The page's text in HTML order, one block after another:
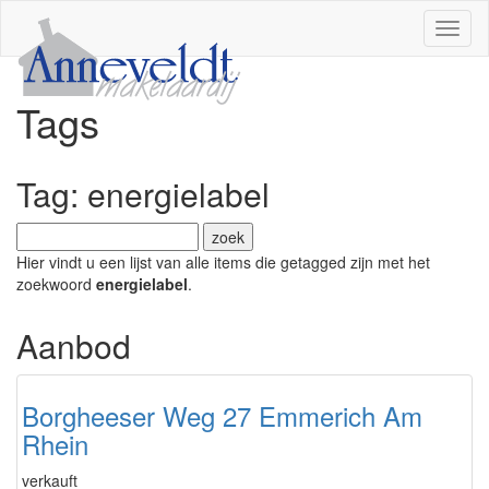
Tags
Tag: energielabel
Hier vindt u een lijst van alle items die getagged zijn met het
zoekwoord energielabel.
Aanbod
Borgheeser Weg 27 Emmerich Am
Rhein
verkauft